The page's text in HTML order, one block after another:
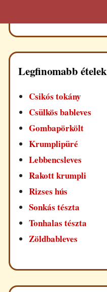
Legfinomabb ételek
Csikós tokány
Csülkös bableves
Gombapörkölt
Krumplipüré
Lebbencsleves
Rakott krumpli
Rizses hús
Sonkás tészta
Tonhalas tészta
Zöldbableves